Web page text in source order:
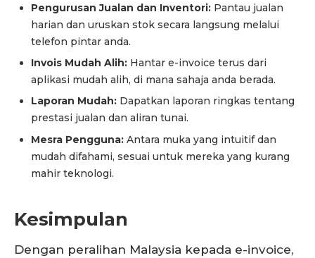
Pengurusan Jualan dan Inventori: Pantau jualan
harian dan uruskan stok secara langsung melalui
telefon pintar anda.
Invois Mudah Alih: Hantar e-invoice terus dari
aplikasi mudah alih, di mana sahaja anda berada.
Laporan Mudah: Dapatkan laporan ringkas tentang
prestasi jualan dan aliran tunai.
Mesra Pengguna: Antara muka yang intuitif dan
mudah difahami, sesuai untuk mereka yang kurang
mahir teknologi.
Kesimpulan
Dengan peralihan Malaysia kepada e-invoice,